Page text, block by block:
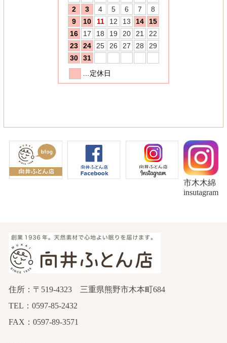
市木木綿
insutagram
住所：〒519-4323 三重県熊野市木本町684
TEL：0597-85-2432
FAX：0597-89-3571